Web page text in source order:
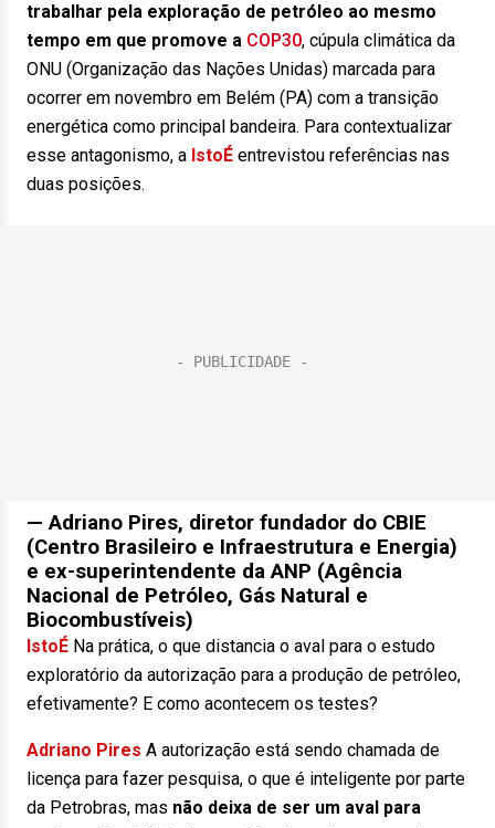
trabalhar pela exploração de petróleo ao mesmo
tempo em que promove a COP30, cúpula climática da
ONU (Organização das Nações Unidas) marcada para
ocorrer em novembro em Belém (PA) com a transição
energética como principal bandeira. Para contextualizar
esse antagonismo, a IstoÉ entrevistou referências nas
duas posições.
— Adriano Pires, diretor fundador do CBIE
(Centro Brasileiro e Infraestrutura e Energia)
e ex-superintendente da ANP (Agência
Nacional de Petróleo, Gás Natural e
Biocombustíveis)
IstoÉ Na prática, o que distancia o aval para o estudo
exploratório da autorização para a produção de petróleo,
efetivamente? E como acontecem os testes?
Adriano Pires A autorização está sendo chamada de
licença para fazer pesquisa, o que é inteligente por parte
da Petrobras, mas não deixa de ser um aval para